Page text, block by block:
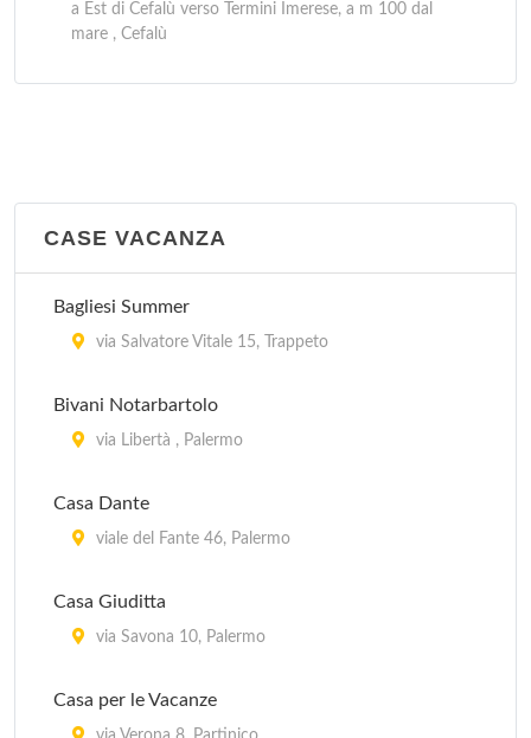
a Est di Cefalù verso Termini Imerese, a m 100 dal
mare , Cefalù
CASE VACANZA
Bagliesi Summer
via Salvatore Vitale 15, Trappeto
Bivani Notarbartolo
via Libertà , Palermo
Casa Dante
viale del Fante 46, Palermo
Casa Giuditta
via Savona 10, Palermo
Casa per le Vacanze